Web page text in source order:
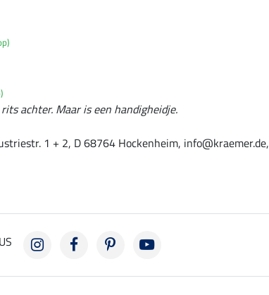
achter. Maar is een handigheidje.
1 + 2, D 68764 Hockenheim, info@kraemer.de,